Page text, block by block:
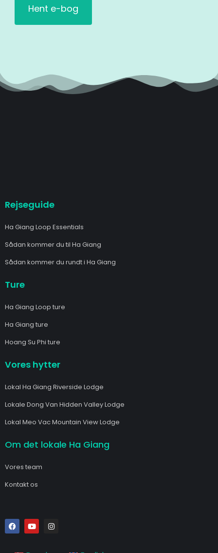
Rejseguide
Ha Giang Loop Essentials
Sådan kommer du til Ha Giang
Sådan kommer du rundt i Ha Giang
Ture
Ha Giang Loop ture
Ha Giang ture
Hoang Su Phi ture
Vores hytter
Lokal Ha Giang Riverside Lodge
Lokale Dong Van Hidden Valley Lodge
Lokal Meo Vac Mountain View Lodge
Om det lokale Ha Giang
Vores team
Kontakt os
F
a
c
Y
o
u
I
n